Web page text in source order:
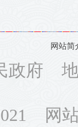
网站简
政府
网